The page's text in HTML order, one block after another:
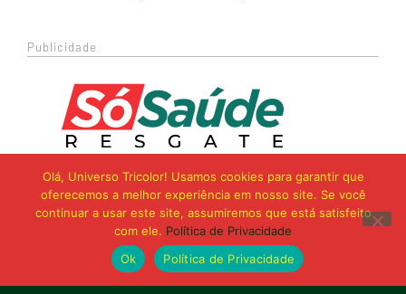
Publicidade
Olá, Universo Tricolor! Usamos cookies para garantir que
oferecemos a melhor experiência em nosso site. Se você
continuar a usar este site, assumiremos que está satisfeito
com ele. Política de Privacidade
Ok
Política de Privacidade